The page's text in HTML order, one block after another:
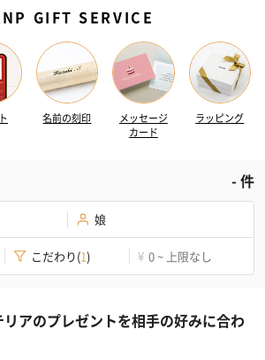
GIFT SERVICE
名前の刻印
メッセージ
カード
ラッピング
-件
娘
こだわり(1) ¥ 0 ~ 上限なし
アのプレゼントを相手の好みに合わ